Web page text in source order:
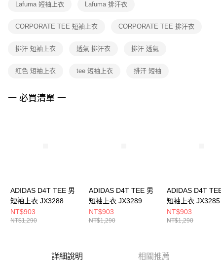
客戶支援中心」 https://netprotections.freshdesk.com/support/home
１．透過由恩沛科技股份有限公司提供之「AFTEE先享後付」服務完成之交
權轉讓予恩沛科技股份有限公司。
３．未成年的使用者請事先徵得法定代理人或監護人之同意方可使用
４．使用「AFTEE先享後付」時，將依據個別帳號之用戶狀況，依本公司即
Lafuma 短袖上衣 Lafuma 排汗衣
CORPORATE TEE 短袖上衣 CORPORATE TEE 排汗衣
排汗 短袖上衣 透氣 排汗衣 排汗 透氣
紅色 短袖上衣 tee 短袖上衣 排汗 短袖
一 必買清單 一
ADIDAS D4T TEE 男
短袖上衣 JX3288
NT$903
NT$1,290
ADIDAS D4T TEE 男
短袖上衣 JX3289
NT$903
NT$1,290
ADIDAS D4T
短袖上衣 JX3285
NT$903
NT$1,290
詳細說明 相關推薦